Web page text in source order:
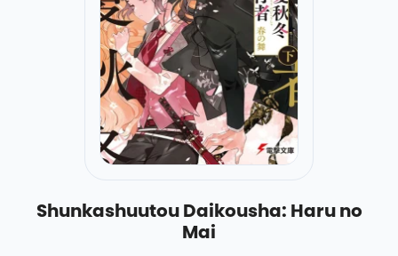
Shunkashuutou Daikousha: Haru no
Mai